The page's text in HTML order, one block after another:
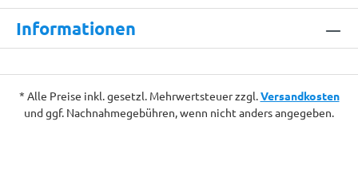
Informationen
* Alle Preise inkl. gesetzl. Mehrwertsteuer zzgl.Versandkosten
und ggf. Nachnahmegebühren, wenn nicht anders angegeben.